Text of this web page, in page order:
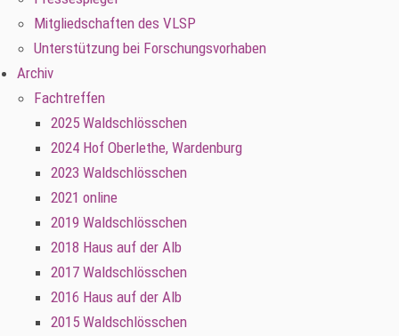
Mitgliedschaften des VLSP
Unterstützung bei Forschungsvorhaben
Archiv
Fachtreffen
2025 Waldschlösschen
2024 Hof Oberlethe, Wardenburg
2023 Waldschlösschen
2021 online
2019 Waldschlösschen
2018 Haus auf der Alb
2017 Waldschlösschen
2016 Haus auf der Alb
2015 Waldschlösschen